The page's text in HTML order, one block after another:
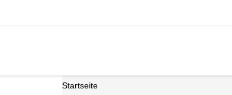
Startseite